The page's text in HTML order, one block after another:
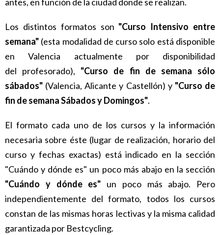
Los distintos formatos son "Curso Intensivo entre
semana" (esta modalidad de curso solo está disponible
en Valencia actualmente por disponibilidad
del profesorado), "Curso de fin de semana sólo
sábados" (Valencia, Alicante y Castellón) y "Curso de
fin de semana Sábados y Domingos".
El formato cada uno de los cursos y la información
necesaria sobre éste (lugar de realización, horario del
curso y fechas exactas) está indicado en la sección
"Cuándo y dónde es" un poco más abajo en la sección
"Cuándo y dónde es" un poco más abajo. Pero
independientemente del formato, todos los cursos
constan de las mismas horas lectivas y la misma calidad
garantizada por Bestcycling.